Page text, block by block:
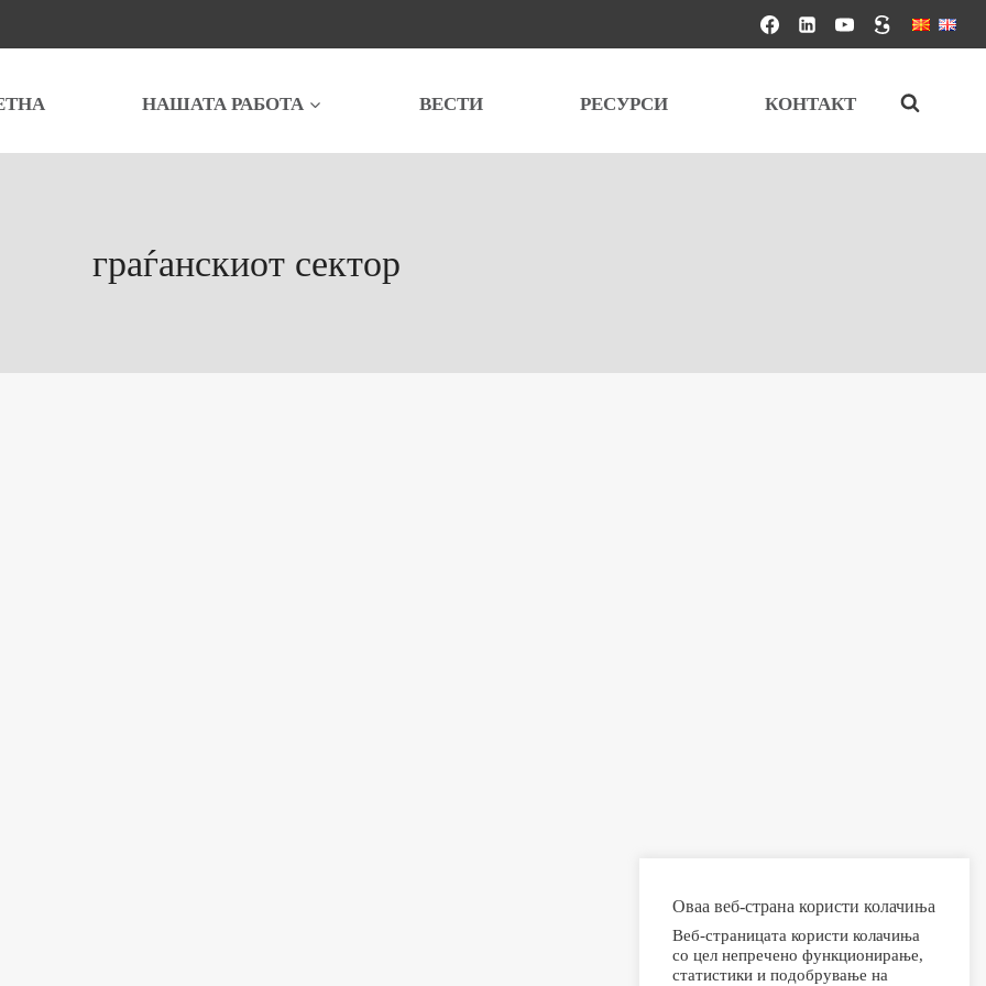
НАШАТА РАБОТА ВЕСТИ РЕСУРСИ КОНТАКТ
граѓанскиот сектор
Оваа веб-страна користи колачиња
Веб-страницата користи колачиња
со цел непречено функционирање,
статистики и подобрување на